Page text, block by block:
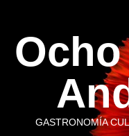
contenido
GASTRONOMÍA